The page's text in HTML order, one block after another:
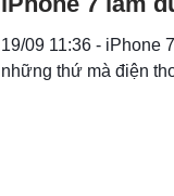
19/09 11:36 - iPhone
những thứ mà điện